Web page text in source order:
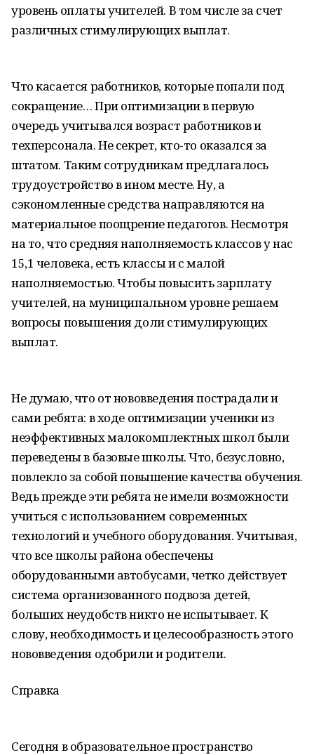
уровень оплаты учителей. В том числе за счет
различных стимулирующих выплат.
Что касается работников, которые попали под
сокращение… При оптимизации в первую
очередь учитывался возраст работников и
техперсонала. Не секрет, кто-то оказался за
штатом. Таким сотрудникам предлагалось
трудоустройство в ином месте. Ну, а
сэкономленные средства направляются на
материальное поощрение педагогов. Несмотря
на то, что средняя наполняемость классов у нас
15,1 человека, есть классы и с малой
наполняемостью. Чтобы повысить зарплату
учителей, на муниципальном уровне решаем
вопросы повышения доли стимулирующих
выплат.
Не думаю, что от нововведения пострадали и
сами ребята: в ходе оптимизации ученики из
неэффективных малокомплектных школ были
переведены в базовые школы. Что, безусловно,
повлекло за собой повышение качества обучения.
Ведь прежде эти ребята не имели возможности
учиться с использованием современных
технологий и учебного оборудования. Учитывая,
что все школы района обеспечены
оборудованными автобусами, четко действует
система организованного подвоза детей,
больших неудобств никто не испытывает. К
слову, необходимость и целесообразность этого
нововведения одобрили и родители.
Справка
Сегодня в образовательное пространство